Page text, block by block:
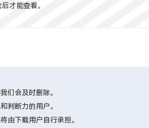
才能查看。
们会及时删除。
判断力的用户。
由下载用户自行承担。